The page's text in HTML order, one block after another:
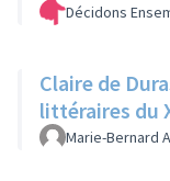
Décidons
Claire de
littéraires du
Marie-Bernard